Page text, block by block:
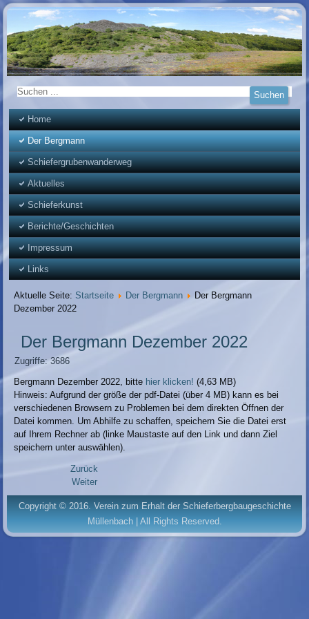
Home
Der Bergmann
Schiefergrubenwanderweg
Aktuelles
Schieferkunst
Berichte/Geschichten
Impressum
Links
Aktuelle Seite: Startseite Der Bergmann
Der Bergmann
Dezember 2022
Der Bergmann Dezember 2022
Zugriffe: 3686
Bergmann Dezember 2022, bitte hier klicken!(4,63 MB)
Hinweis: Aufgrund der größe der pdf-Datei (über 4 MB) kann es bei
verschiedenen Browsern zu Problemen bei dem direkten Öffnen der
Datei kommen. Um Abhilfe zu schaffen, speichern Sie die Datei erst
auf Ihrem Rechner ab (linke Maustaste auf den Link und dann Ziel
speichern unter auswählen).
Zurück
Weiter
Copyright © 2016. Verein zum Erhalt der Schieferbergbaugeschichte
Müllenbach | All Rights Reserved.